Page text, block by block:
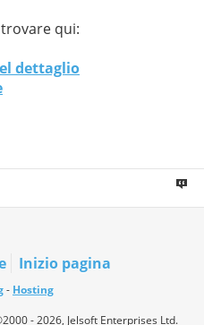
qui:
dettaglio
Inizio pagina
- Hosting
- 2026, Jelsoft Enterprises Ltd.